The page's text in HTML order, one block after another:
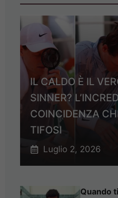
IL CALDO È IL
SINNER?
COINCIDENZA
TIFOSI
Luglio 2, 2026
Quando